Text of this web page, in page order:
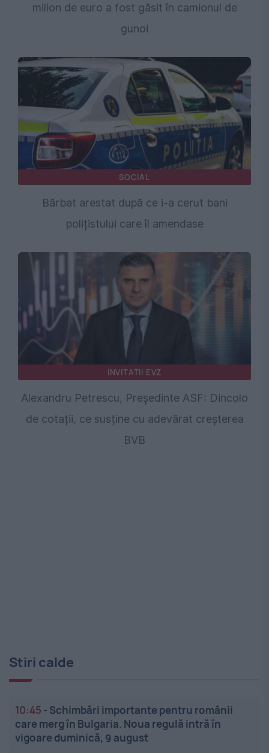
milion de euro a fost găsit în camionul de
gunoi
SOCIAL
Bărbat arestat după ce i-a cerut bani
polițistului care îl amendase
INVITATII EVZ
Alexandru Petrescu, Președinte ASF: Dincolo
de cotații, ce susține cu adevărat creșterea
BVB
Stiri calde
10:45 - Schimbări importante pentru românii
care merg în Bulgaria. Noua regulă intră în
vigoare duminică, 9 august